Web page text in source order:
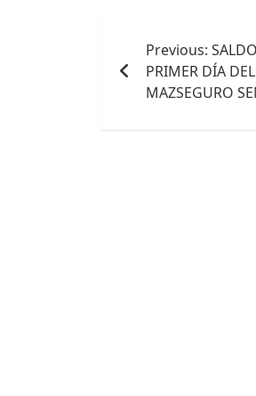
de
entradas
Previous:
PRIMER DÍA
MAZSEGURO